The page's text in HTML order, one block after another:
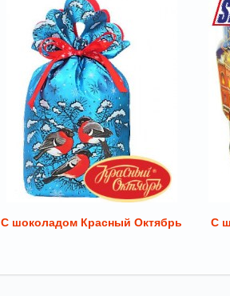
С шоколадом Красный Октябрь
С